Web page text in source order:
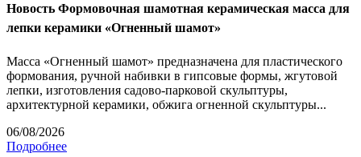
Новость Формовочная шамотная керамическая масса для
лепки керамики «Огненный шамот»
Масса «Огненный шамот» предназначена для пластического
формования, ручной набивки в гипсовые формы, жгутовой
лепки, изготовления садово-парковой скульптуры,
архитектурной керамики, обжига огненной скульптуры...
06/08/2026
Подробнее